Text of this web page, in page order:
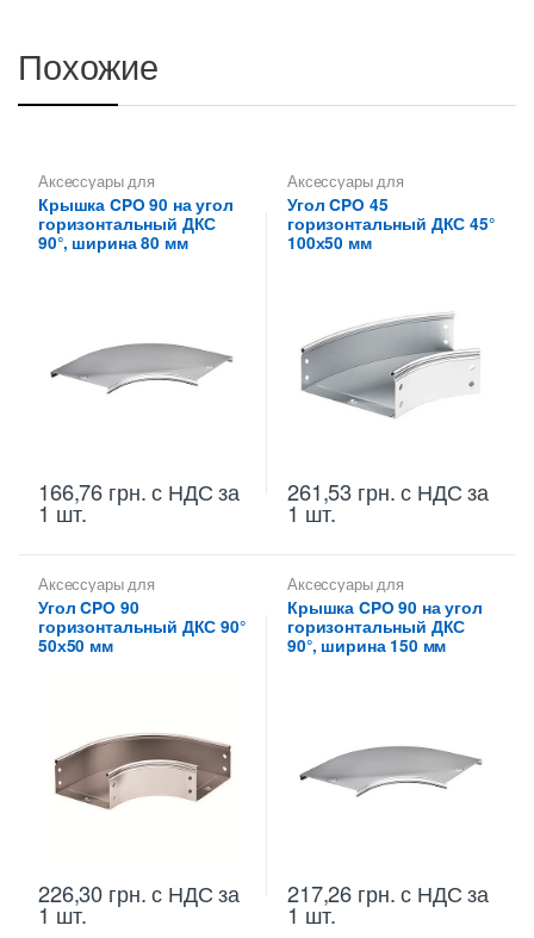
Похожие
Аксессуары для
металлических лотков
Крышки на повороты,
ответвители
Крышка CPO 90 на угол
горизонтальный ДКС
90°, ширина 80 мм
166,76 грн.с НДС за
1 шт.
Аксессуары для
металлических лотков
для цельных,
перфорированных лотков
Угол CPO 45
горизонтальный ДКС 45°
100х50 мм
261,53 грн.с НДС за
1 шт.
Аксессуары для
металлических лотков
для цельных,
перфорированных лотков
Угол CPO 90
горизонтальный ДКС 90°
50х50 мм
226,30 грн.с НДС за
1 шт.
Аксессуары для
металлических лотков
Крышки на повороты,
ответвители
Крышка CPO 90 на угол
горизонтальный ДКС
90°, ширина 150 мм
217,26 грн.с НДС за
1 шт.